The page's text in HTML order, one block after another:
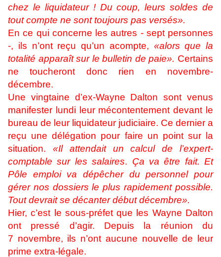
chez le liquidateur ! Du coup, leurs soldes de
tout compte ne sont toujours pas versés».
En ce qui concerne les autres - sept personnes
-, ils n’ont reçu qu’un acompte, «alors que la
totalité apparaît sur le bulletin de paie». Certains
ne toucheront donc rien en novembre-
décembre.
Une vingtaine d’ex-Wayne Dalton sont venus
manifester lundi leur mécontentement devant le
bureau de leur liquidateur judiciaire. Ce dernier a
reçu une délégation pour faire un point sur la
situation. «Il attendait un calcul de l’expert-
comptable sur les salaires. Ça va être fait. Et
Pôle emploi va dépêcher du personnel pour
gérer nos dossiers le plus rapidement possible.
Tout devrait se décanter début décembre».
Hier, c’est le sous-préfet que les Wayne Dalton
ont pressé d’agir. Depuis la réunion du
7 novembre, ils n’ont aucune nouvelle de leur
prime extra-légale.